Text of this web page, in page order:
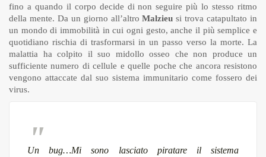
fino a quando il corpo decide di non seguire più lo stesso ritmo
della mente. Da un giorno all’altroMalzieu si trova catapultato in
un mondo di immobilità in cui ogni gesto, anche il più semplice e
quotidiano rischia di trasformarsi in un passo verso la morte. La
malattia ha colpito il suo midollo osseo che non produce un
sufficiente numero di cellule e quelle poche che ancora resistono
vengono attaccate dal suo sistema immunitario come fossero dei
virus.
Un bug…Mi sono lasciato piratare il sistema